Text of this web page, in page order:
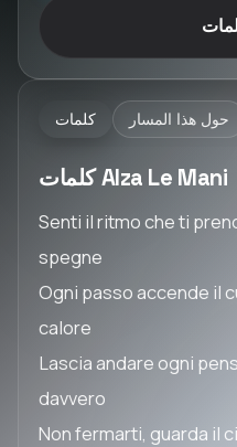
كلمات حول هذا المسار
كلمات Alza Le Mani
Senti il ritmo che ti
spegne
Ogni passo accende il
calore
Lascia andare ogni
davvero
Non fermarti, guarda il